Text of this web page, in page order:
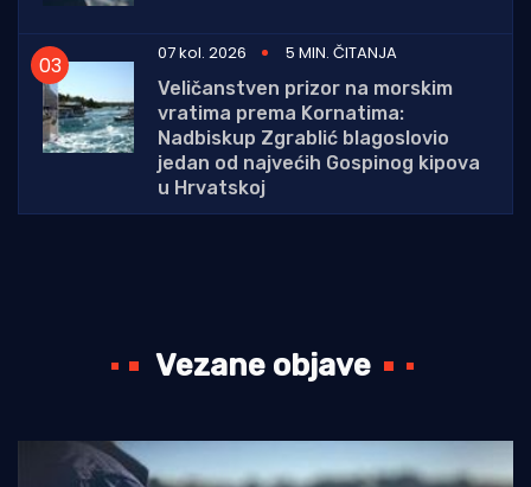
07 kol. 2026
5 MIN. ČITANJA
Veličanstven prizor na morskim
vratima prema Kornatima:
Nadbiskup Zgrablić blagoslovio
jedan od najvećih Gospinog kipova
u Hrvatskoj
Vezane objave